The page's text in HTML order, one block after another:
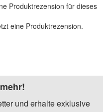
Produktrezension für dieses
eine Produktrezension.
und erhalte exklusive